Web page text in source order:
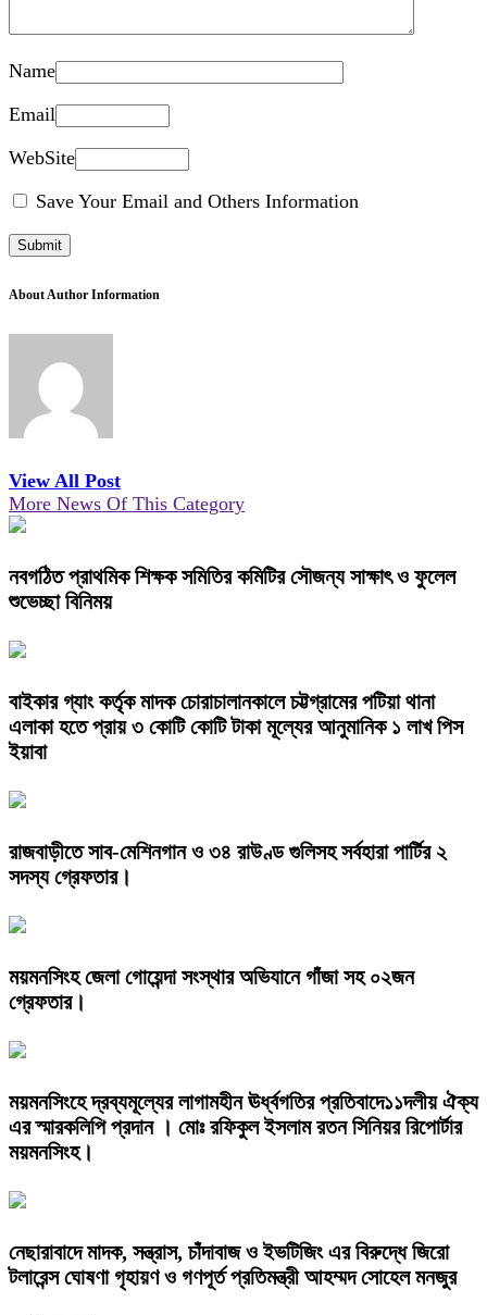
Name
Email
WebSite
Save Your Email and Others Information
About Author Information
View All Post
More News Of This Category
নবগঠিত প্রাথমিক শিক্ষক সমিতির কমিটির সৌজন্য সাক্ষাৎ ও ফুলেল
শুভেচ্ছা বিনিময়
বাইকার গ্যাং কর্তৃক মাদক চোরাচালানকালে চট্টগ্রামের পটিয়া থানা
এলাকা হতে প্রায় ৩ কোটি কোটি টাকা মূল্যের আনুমানিক ১ লাখ পিস
ইয়াবা
রাজবাড়ীতে সাব-মেশিনগান ও ৩৪ রাউণ্ড গুলিসহ সর্বহারা পার্টির ২
সদস্য গ্রেফতার।
ময়মনসিংহ জেলা গোয়েন্দা সংস্থার অভিযানে গাঁজা সহ ০২জন
গ্রেফতার।
ময়মনসিংহে দ্রব্যমূল্যের লাগামহীন ঊর্ধ্বগতির প্রতিবাদে১১দলীয় ঐক্য
এর স্মারকলিপি প্রদান । মোঃ রফিকুল ইসলাম রতন সিনিয়র রিপোর্টার
ময়মনসিংহ।
নেছারাবাদে মাদক, সন্ত্রাস, চাঁদাবাজ ও ইভটিজিং এর বিরুদ্ধে জিরো
টলারেন্স ঘোষণা গৃহায়ণ ও গণপূর্ত প্রতিমন্ত্রী আহম্মদ সোহেল মনজুর